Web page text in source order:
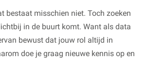
bestaat misschien niet. Toch zoeken
in de buurt komt. Want als data
bewust dat jouw rol altijd in
doe je graag nieuwe kennis op en